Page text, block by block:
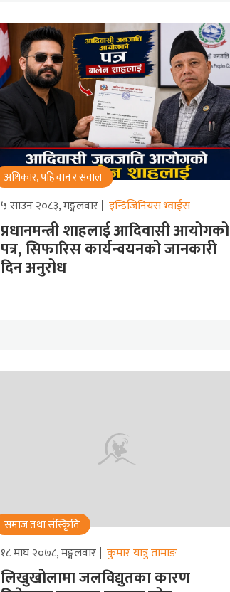
अधिकार, पहिचान र सवाल
५ साउन २०८३, मङ्गलवार इन्डिजिनियस भ्वाईस
प्रधानमन्त्री शाहलाई आदिवासी आयोगको
पत्र, सिफारिस कार्यन्वयनको जानकारी
दिन अनुरोध
समाज तथा संस्किृति
१८ माघ २०७८, मङ्गलवार कुमार यात्रु तामाङ
लिखुखोलामा जलविद्युतका कारण